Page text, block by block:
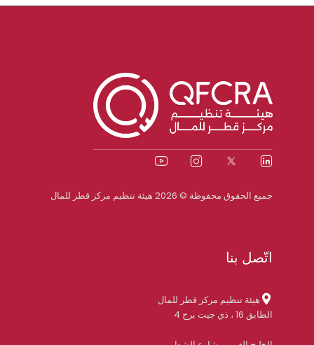
جميع الحقوق محفوظة © 2026 هيئة تنظيم مركز قطر للمال
اتّصل بنا
هيئة تنظيم مركز قطر للمال
الطابق 16 ، ذي جيت برج 4